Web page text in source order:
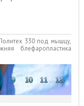
330 под мышцу,
блефаропластика